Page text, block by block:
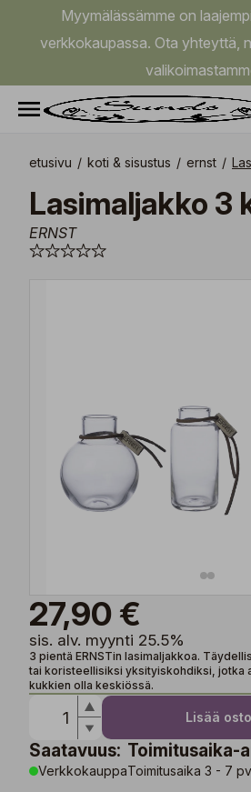
Myymälässämme on
verkkokaupassa. Ota yhteyttä,
etusivu / koti & sisustus / ernst /
Lasimaljakko 3
ERNST
27,90 €
sis. alv. myynti 25.5%
3 pientä ERNSTin lasimaljakkoa.
tai koristeellisiksi yksityiskohdiksi, jotka
kukkien olla keskiössä.
Lisää
Saatavuus:
Verkkokauppa
Toimitusaika-
Toimitusaika 3 - 7 pv